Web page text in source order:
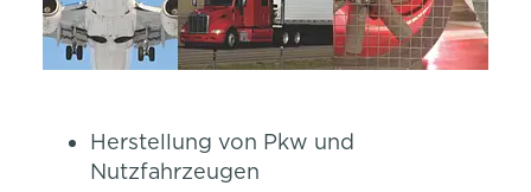
Herstellung von Pkw und
Nutzfahrzeugen